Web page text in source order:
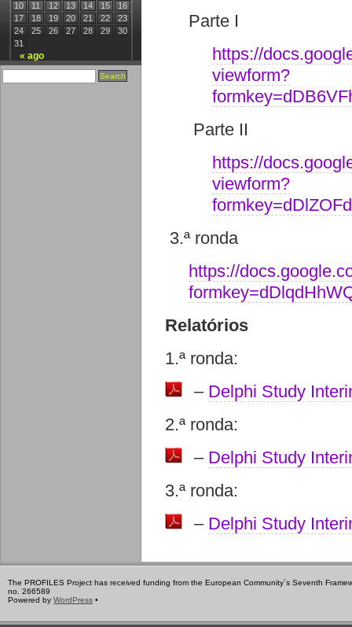
Parte I
https://
viewform?
Parte II
https://
viewform?
3.ª ronda
https://
Relatórios
1.ª ronda:
– Delphi Study
2.ª ronda:
– Delphi Study
3.ª ronda:
– Delphi Study
« ago
10
11 12 13 14 15
16
17
18 19 20 21 22
23
24
25 26 27 28 29
30
31
The PROFILES Project has received funding from the European Community´s Seventh
no. 266589
Powered by WordPress •